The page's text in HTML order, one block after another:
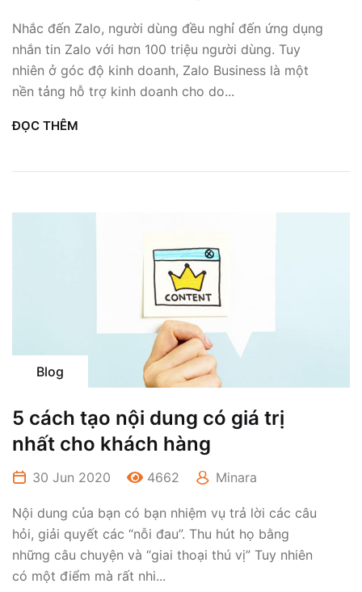
Nhắc đến Zalo, người dùng đều nghỉ đến ứng dụng
nhắn tin Zalo với hơn 100 triệu người dùng. Tuy
nhiên ở góc độ kinh doanh, Zalo Business là một
nền tảng hỗ trợ kinh doanh cho do...
ĐỌC THÊM
Blog
5 cách tạo nội dung có giá trị
nhất cho khách hàng
30 Jun 2020 4662 Minara
Nội dung của bạn có bạn nhiệm vụ trả lời các câu
hỏi, giải quyết các “nỗi đau”. Thu hút họ bằng
những câu chuyện và “giai thoại thú vị” Tuy nhiên
có một điểm mà rất nhi...